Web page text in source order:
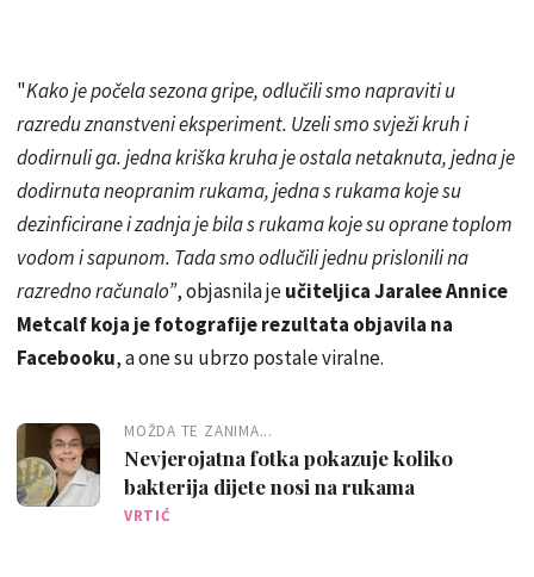
"Kako je počela sezona gripe, odlučili smo napraviti u
razredu znanstveni eksperiment. Uzeli smo svježi kruh i
dodirnuli ga. jedna kriška kruha je ostala netaknuta, jedna je
dodirnuta neopranim rukama, jedna s rukama koje su
dezinficirane i zadnja je bila s rukama koje su oprane toplom
vodom i sapunom. Tada smo odlučili jednu prislonili na
razredno računalo”, objasnila jeučiteljica Jaralee Annice
Metcalf koja je fotografije rezultata objavila na
Facebooku, a one su ubrzo postale viralne.
MOŽDA TE ZANIMA...
Nevjerojatna fotka pokazuje koliko
bakterija dijete nosi na rukama
VRTIĆ